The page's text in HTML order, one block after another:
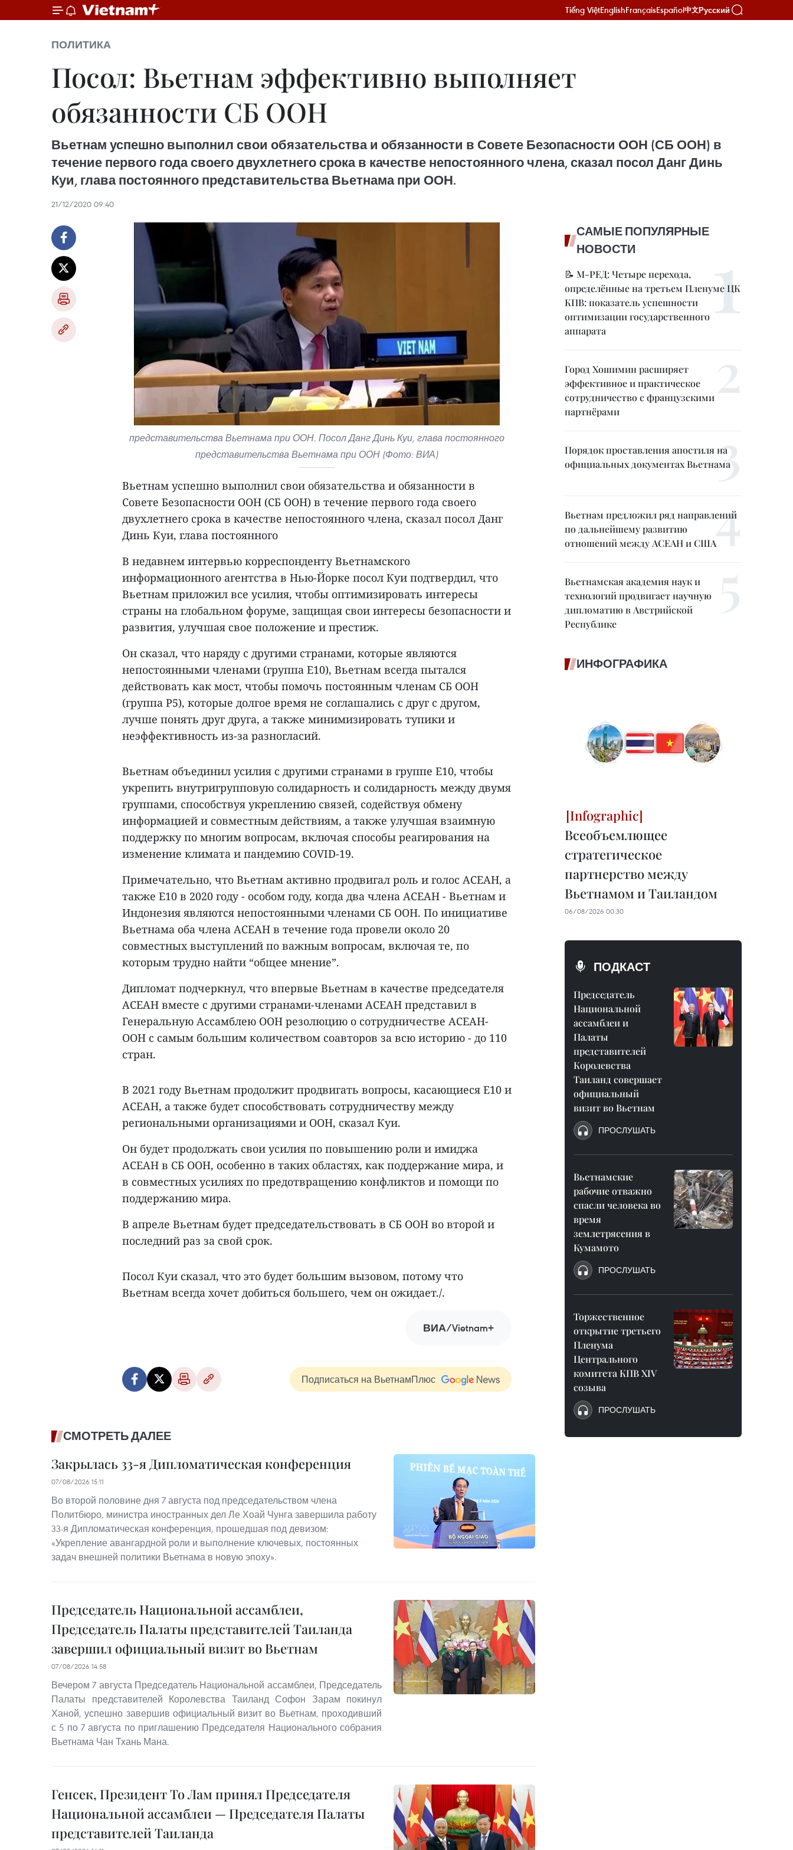
Tiếng ViệtEnglishFrançaisEspañol中文Русский
ПОЛИТИКА
Посол: Вьетнам эффективно выполняет
обязанности СБ ООН
Вьетнам успешно выполнил свои обязательства и обязанности в Совете Безопасности ООН (СБ ООН) в
течение первого года своего двухлетнего срока в качестве непостоянного члена, сказал посол Данг Динь
Куи, глава постоянного представительства Вьетнама при ООН.
21/12/2020 09:40
представительства Вьетнама при ООН. Посол Данг Динь Куи, глава постоянного
представительства Вьетнама при ООН (Фото: ВИА)
Вьетнам успешно выполнил свои обязательства и обязанности в
Совете Безопасности ООН (СБ ООН) в течение первого года своего
двухлетнего срока в качестве непостоянного члена, сказал посол Данг
Динь Куи, глава постоянного
В недавнем интервью корреспонденту Вьетнамского
информационного агентства в Нью-Йорке посол Куи подтвердил, что
Вьетнам приложил все усилия, чтобы оптимизировать интересы
страны на глобальном форуме, защищая свои интересы безопасности и
развития, улучшая свое положение и престиж.
Он сказал, что наряду с другими странами, которые являются
непостоянными членами (группа E10), Вьетнам всегда пытался
действовать как мост, чтобы помочь постоянным членам СБ ООН
(группа P5), которые долгое время не соглашались с друг с другом,
лучше понять друг друга, а также минимизировать тупики и
неэффективность из-за разногласий.
Вьетнам объединил усилия с другими странами в группе E10, чтобы
укрепить внутригрупповую солидарность и солидарность между двумя
группами, способствуя укреплению связей, содействуя обмену
информацией и совместным действиям, а также улучшая взаимную
поддержку по многим вопросам, включая способы реагирования на
изменение климата и пандемию COVID-19.
Примечательно, что Вьетнам активно продвигал роль и голос АСЕАН, а
также Е10 в 2020 году - особом году, когда два члена АСЕАН - Вьетнам и
Индонезия являются непостоянными членами СБ ООН. По инициативе
Вьетнама оба члена АСЕАН в течение года провели около 20
совместных выступлений по важным вопросам, включая те, по
которым трудно найти “общее мнение”.
Дипломат подчеркнул, что впервые Вьетнам в качестве председателя
АСЕАН вместе с другими странами-членами АСЕАН представил в
Генеральную Ассамблею ООН резолюцию о сотрудничестве АСЕАН-
ООН с самым большим количеством соавторов за всю историю - до 110
стран.
В 2021 году Вьетнам продолжит продвигать вопросы, касающиеся E10 и
АСЕАН, а также будет способствовать сотрудничеству между
региональными организациями и ООН, сказал Куи.
Он будет продолжать свои усилия по повышению роли и имиджа
АСЕАН в СБ ООН, особенно в таких областях, как поддержание мира, и
в совместных усилиях по предотвращению конфликтов и помощи по
поддержанию мира.
В апреле Вьетнам будет председательствовать в СБ ООН во второй и
последний раз за свой срок.
Посол Куи сказал, что это будет большим вызовом, потому что
Вьетнам всегда хочет добиться большего, чем он ожидает./.
ВИА/Vietnam+
Подписаться на ВьетнамПлюс
СМОТРЕТЬ ДАЛЕЕ
Закрылась 33-я Дипломатическая конференция
07/08/2026 15:11
Во второй половине дня 7 августа под председательством члена
Политбюро, министра иностранных дел Ле Хоай Чунга завершила работу
33-я Дипломатическая конференция, прошедшая под девизом:
«Укрепление авангардной роли и выполнение ключевых, постоянных
задач внешней политики Вьетнама в новую эпоху».
Председатель Национальной ассамблеи,
Председатель Палаты представителей Таиланда
завершил официальный визит во Вьетнам
07/08/2026 14:58
Вечером 7 августа Председатель Национальной ассамблеи, Председатель
Палаты представителей Королевства Таиланд Софон Зарам покинул
Ханой, успешно завершив официальный визит во Вьетнам, проходивший
с 5 по 7 августа по приглашению Председателя Национального собрания
Вьетнама Чан Тхань Мана.
Генсек, Президент То Лам принял Председателя
Национальной ассамблеи — Председателя Палаты
представителей Таиланда
САМЫЕ ПОПУЛЯРНЫЕ
НОВОСТИ
📝 М-РЕД: Четыре перехода,
определённые на третьем Пленуме ЦК
КПВ: показатель успешности
оптимизации государственного
аппарата
Город Хошимин расширяет
эффективное и практическое
сотрудничество с французскими
партнёрами
Порядок проставления апостиля на
официальных документах Вьетнама
Вьетнам предложил ряд направлений
по дальнейшему развитию
отношений между АСЕАН и США
Вьетнамская академия наук и
технологий продвигает научную
дипломатию в Австрийской
Республике
ИНФОГРАФИКА
Всеобъемлющее
стратегическое
партнерство между
Вьетнамом и Таиландом
06/08/2026 00:30
ПОДКАСТ
Председатель
Национальной
ассамблеи и
Палаты
представителей
Королевства
Таиланд совершает
официальный
визит во Вьетнам
ПРОСЛУШАТЬ
Вьетнамские
рабочие отважно
спасли человека во
время
землетрясения в
Кумамото
ПРОСЛУШАТЬ
Торжественное
открытие третьего
Пленума
Центрального
комитета КПВ XIV
созыва
ПРОСЛУШАТЬ